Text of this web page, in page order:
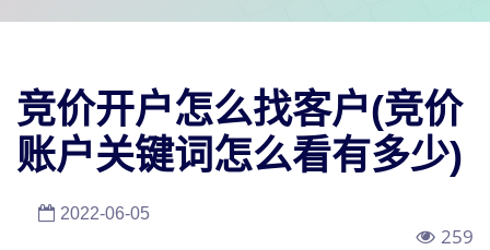
竞价开户怎么找客户(竞价
账户关键词怎么看有多少)
2022-06-05
259